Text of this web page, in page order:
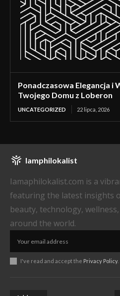
Ponadczasowa Elegancja i
Twojego Domu z Loberon
UNCATEGORIZED 22 lipca, 2026
Iamphilokalist
Iamaphilokalist.com is a
featuring the latest insights
beauty, technology,
around the world.
I've read and accept the Privacy Policy.